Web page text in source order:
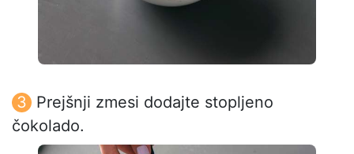
Prejšnji zmesi dodajte stopljeno
čokolado.